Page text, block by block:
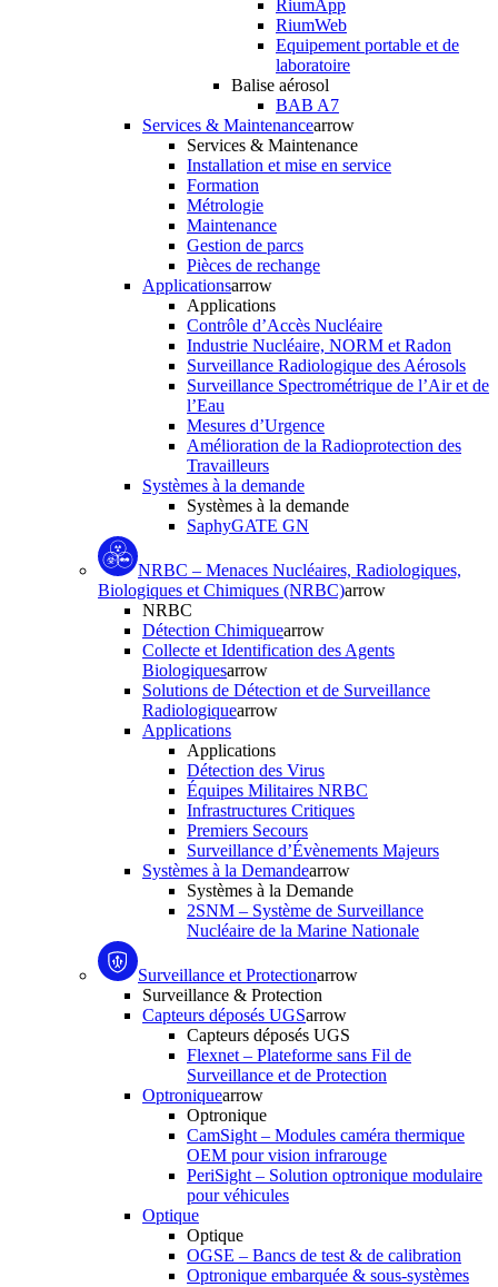
RiumApp
RiumWeb
Equipement portable et de
laboratoire
Balise aérosol
BAB A7
Services & Maintenancearrow
Services & Maintenance
Installation et mise en service
Formation
Métrologie
Maintenance
Gestion de parcs
Pièces de rechange
Applicationsarrow
Applications
Contrôle d’Accès Nucléaire
Industrie Nucléaire, NORM et Radon
Surveillance Radiologique des Aérosols
Surveillance Spectrométrique de l’Air et de
l’Eau
Mesures d’Urgence
Amélioration de la Radioprotection des
Travailleurs
Systèmes à la demande
Systèmes à la demande
SaphyGATE GN
NRBC – Menaces Nucléaires, Radiologiques,
Biologiques et Chimiques (NRBC)arrow
NRBC
Détection Chimiquearrow
Collecte et Identification des Agents
Biologiquesarrow
Solutions de Détection et de Surveillance
Radiologiquearrow
Applications
Applications
Détection des Virus
Équipes Militaires NRBC
Infrastructures Critiques
Premiers Secours
Surveillance d’Évènements Majeurs
Systèmes à la Demandearrow
Systèmes à la Demande
2SNM – Système de Surveillance
Nucléaire de la Marine Nationale
Surveillance et Protectionarrow
Surveillance & Protection
Capteurs déposés UGSarrow
Capteurs déposés UGS
Flexnet – Plateforme sans Fil de
Surveillance et de Protection
Optroniquearrow
Optronique
CamSight – Modules caméra thermique
OEM pour vision infrarouge
PeriSight – Solution optronique modulaire
pour véhicules
Optique
Optique
OGSE – Bancs de test & de calibration
Optronique embarquée & sous-systèmes